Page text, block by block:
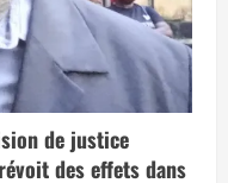
de justice
des effets dans